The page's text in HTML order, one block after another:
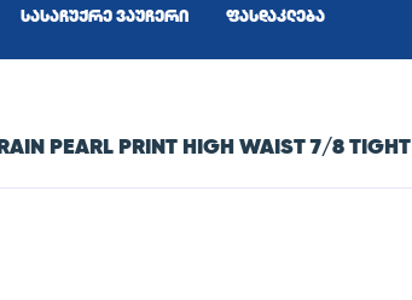
სასაჩუქრე ვაუჩერი ფასდაკლება
PEARL PRINT HIGH WAIST 7/8 TIGHT